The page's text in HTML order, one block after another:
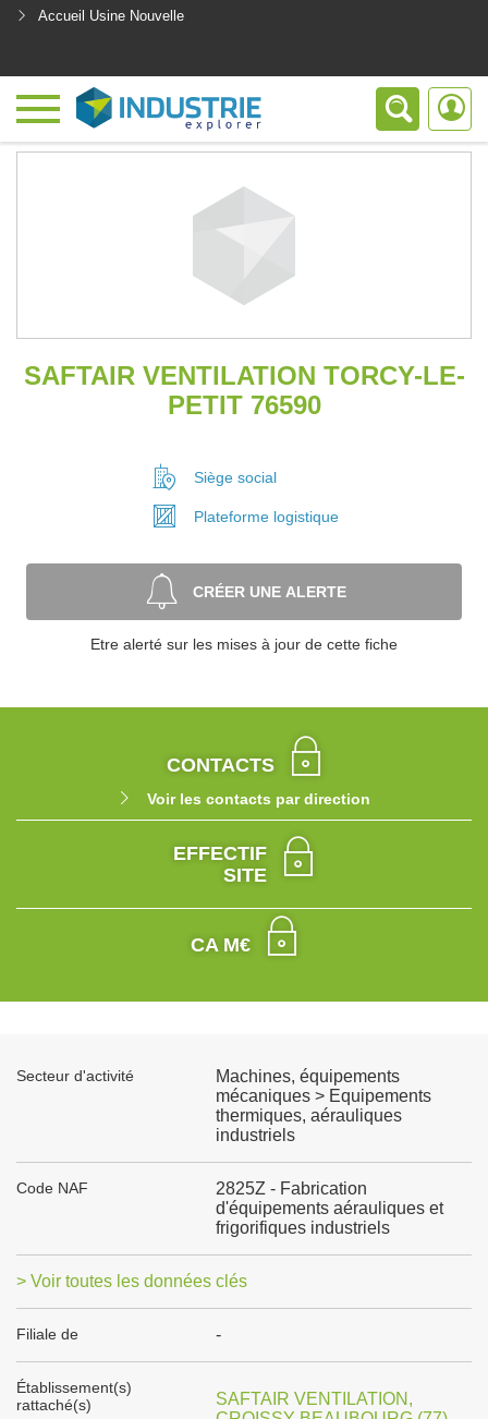
Accueil Usine Nouvelle
SAFTAIR VENTILATION TORCY-LE-
PETIT 76590
Siège social
Plateforme logistique
CRÉER UNE ALERTE
Etre alerté sur les mises à jour de cette fiche
CONTACTS
Voir les contacts par direction
EFFECTIF
SITE
CA M€
Secteur d'activité
Machines, équipements
mécaniques > Equipements
thermiques, aérauliques
industriels
Code NAF
2825Z - Fabrication
d'équipements aérauliques et
frigorifiques industriels
> Voir toutes les données clés
Filiale de -
Établissement(s)
rattaché(s)
SAFTAIR VENTILATION,